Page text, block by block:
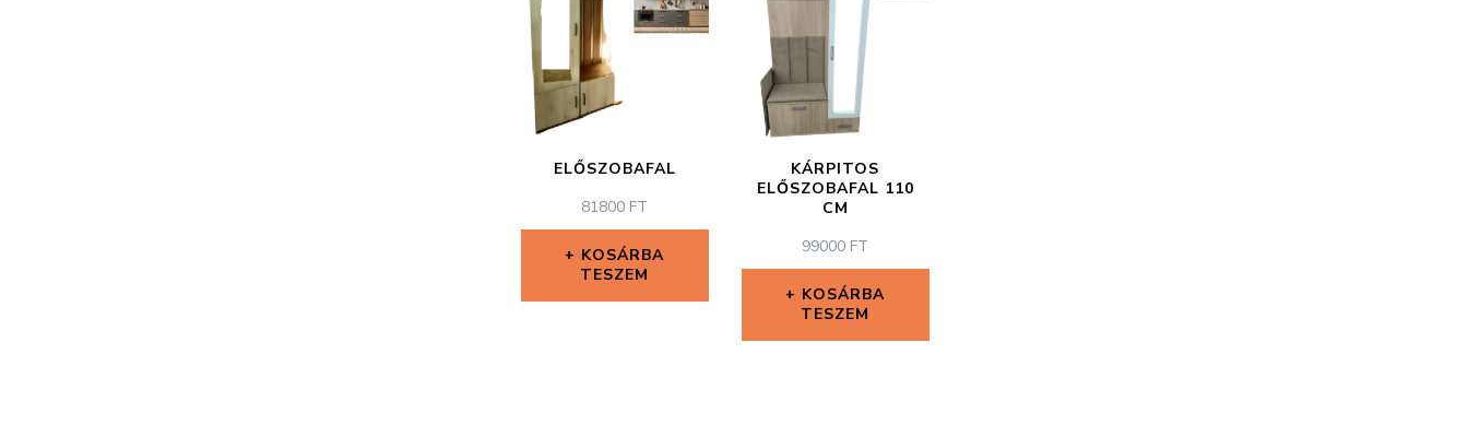
ELŐSZOBAFAL
81800 FT
KOSÁRBA
TESZEM
KÁRPITOS
ELŐSZOBAFAL 110
CM
99000 FT
KOSÁRBA
TESZEM